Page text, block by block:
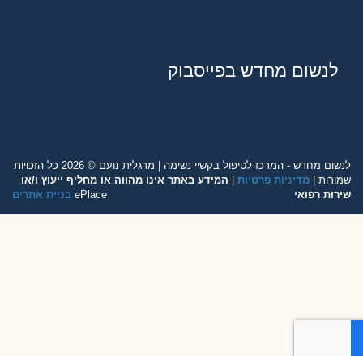
לנשום מחדש בפייסבוק
לנשום מחדש - המרכז לטיפול בקשיי נשימה | מרגלית נועם © 2026 כל הזכויות
שמורות |מדיניות פרטיות|המידע באתר אינו מהווה או מחליף ייעוץ ו/או
שירות רפואי
ePlace בניית אתרים